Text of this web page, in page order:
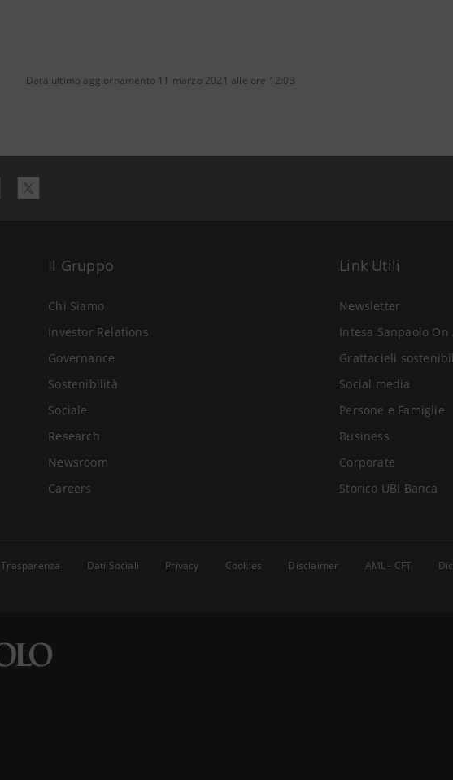
Data ultimo aggiornamento 11 marzo 2021 alle ore 12:03
Il Gruppo
Chi Siamo
Investor Relations
Governance
Sostenibilità
Sociale
Research
Newsroom
Careers
Link Utili
Newsletter
Intesa Sanpaolo On
Grattacieli
Social media
Persone e Famiglie
Business
Corporate
Storico UBI Banca
Trasparenza Dati Sociali Privacy Cookies Disclaimer AML - CFT